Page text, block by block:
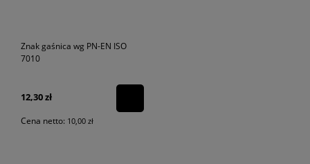
Znak gaśnica wg PN-EN ISO
7010
12,30 zł
Cena netto: 10,00 zł